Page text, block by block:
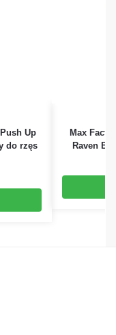
Up
do rzęs
Max
Raven